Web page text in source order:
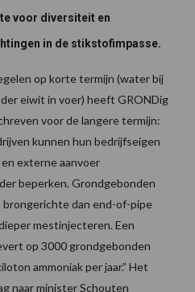
voor diversiteit en
in de stikstofimpasse.
op korte termijn (water bij
eiwit in voer) heeft GRONDig
voor de langere termijn:
kunnen hun bedrijfseigen
externe aanvoer
beperken. Grondgebonden
brongerichte dan end-of-pipe
mestinjecteren. Een
op 3000 grondgebonden
ammoniak per jaar.” Het
naar minister Schouten